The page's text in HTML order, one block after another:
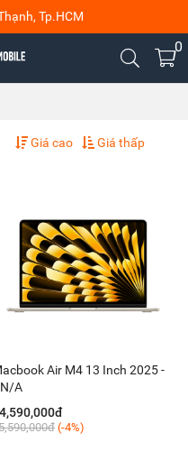
Tp.HCM
0
Giá cao Giá thấp
Air M4 13 Inch 2025 -
A
(-4%)